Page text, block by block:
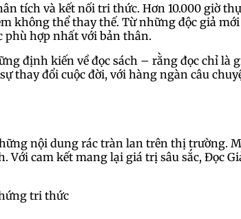
tích và kết nối tri thức. Hơn 10.000 giờ
thể thay thế. Từ những độc giả
phù hợp nhất với bản thân.
định kiến về đọc sách – rằng đọc chỉ là
thay đổi cuộc đời, với hàng ngàn câu
nội dung rác tràn lan trên thị trường.
cam kết mang lại giá trị sâu sắc, Đọc
tri thức